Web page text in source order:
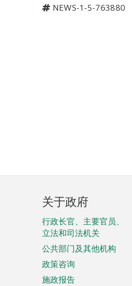
NEWS-1-5-763880
页
脚
菜
单
关于政府
行政长官、主要官员、
立法和司法机关
公共部门及其他机构
政策咨询
施政报告